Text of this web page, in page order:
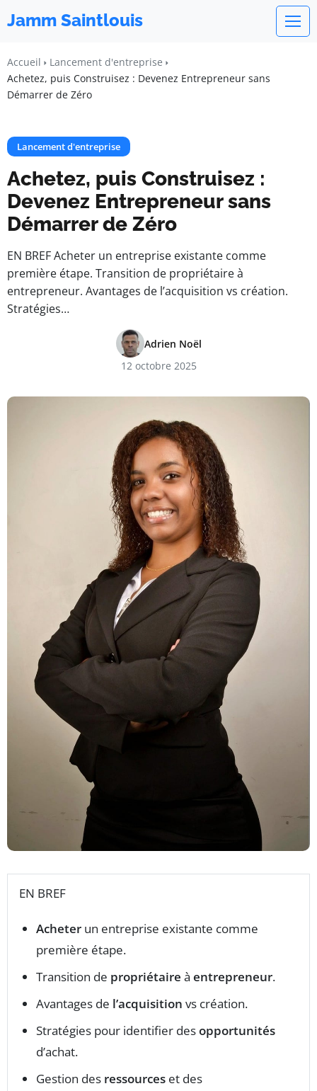
Jamm Saintlouis
Accueil
Lancement d'entreprise
Achetez, puis Construisez : Devenez Entrepreneur sans
Démarrer de Zéro
Lancement d'entreprise
Achetez, puis Construisez :
Devenez Entrepreneur sans
Démarrer de Zéro
EN BREF Acheter un entreprise existante comme
première étape. Transition de propriétaire à
entrepreneur. Avantages de l’acquisition vs création.
Stratégies…
Adrien Noël
12 octobre 2025
EN BREF
Acheter un entreprise existante comme
première étape.
Transition de propriétaire à entrepreneur.
Avantages de l’acquisition vs création.
Stratégies pour identifier desopportunités
d’achat.
Gestion des ressources et des